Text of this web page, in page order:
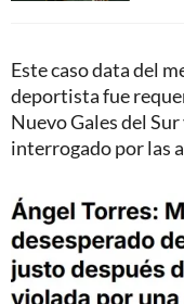
Este caso data del
deportista fue
Nuevo Gales del
interrogado por las